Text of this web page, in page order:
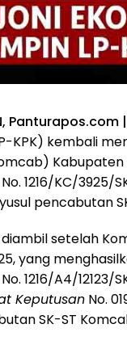
Panturapos.com |
KPK) kembali
No. 1216/KC/3925/
pencabutan
diambil setelah
yang
No. 1216/A4/
Keputusan No.
SK-ST